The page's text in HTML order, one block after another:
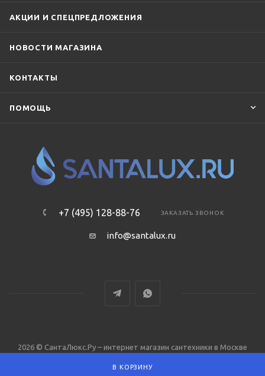
В КОРЗИНУ
АКЦИИ И СПЕЦПРЕДЛОЖЕНИЯ
НОВОСТИ МАГАЗИНА
КОНТАКТЫ
ПОМОЩЬ
+7 (495) 128-88-76 ЗАКАЗАТЬ ЗВОНОК
info@santalux.ru
2026 © СантаЛюкс.Ру – интернет магазин сантехники в Москве